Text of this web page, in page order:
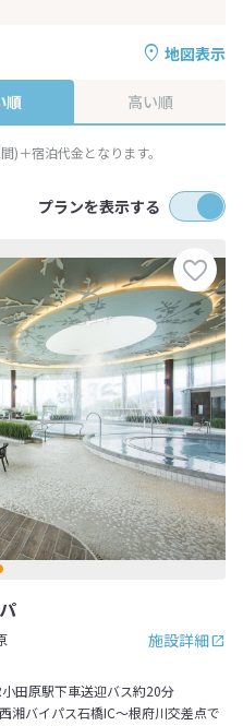
地図表示
順 高い順
)＋宿泊代金となります。
プランを表示する
施設詳細
田原駅下車送迎バス約20分
湘バイパス石橋IC～根府川交差点で